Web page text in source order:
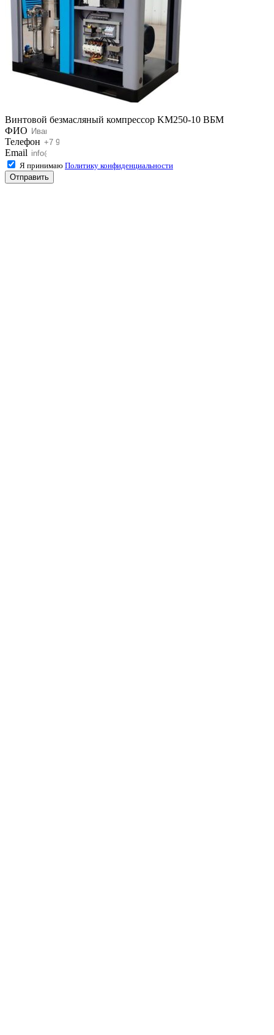
Винтовой безмасляный компрессор KM250-10 ВБМ
ФИО
Телефон
Email
Я принимаю Политику конфиденциальности
Отправить